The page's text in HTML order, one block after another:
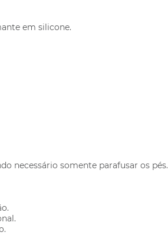
em silicone.
necessário somente parafusar os pés.